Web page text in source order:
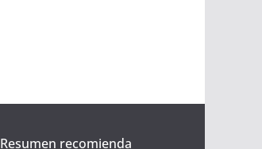
Resumen recomienda